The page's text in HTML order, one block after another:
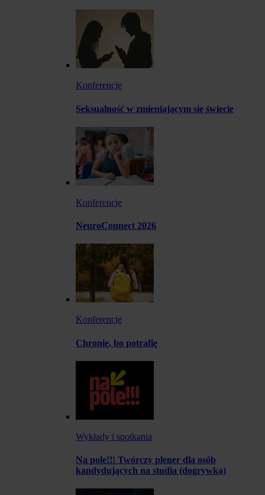
Konferencje
Seksualność w zmieniającym się świecie
Konferencje
NeuroConnect 2026
Konferencje
Chronię, bo potrafię
Wykłady i spotkania
Na pole!!! Twórczy plener dla osób
kandydujących na studia (dogrywka)